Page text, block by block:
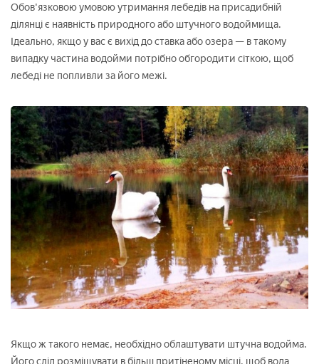
Обов'язковою умовою утримання лебедів на присадибній
ділянці є наявність природного або штучного водоймища.
Ідеально, якщо у вас є вихід до ставка або озера — в такому
випадку частина водойми потрібно обгородити сіткою, щоб
лебеді не попливли за його межі.
Якщо ж такого немає, необхідно облаштувати штучна водойма.
Його слід розміщувати в більш притіненому місці, щоб вода